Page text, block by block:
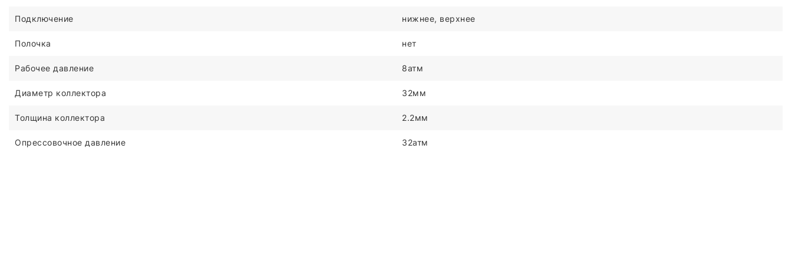
Подключение нижнее, верхнее
Полочка нет
Рабочее давление 8атм
Диаметр коллектора 32мм
Толщина коллектора 2.2мм
Опрессовочное давление 32атм